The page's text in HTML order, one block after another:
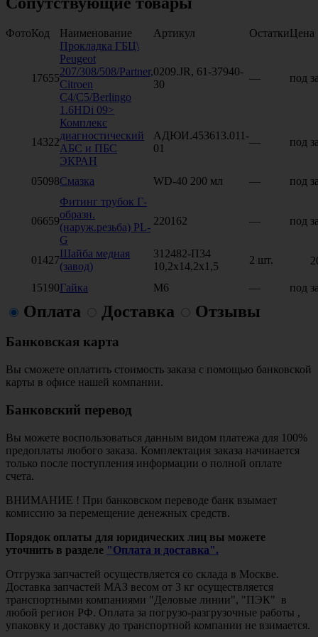
ФотоКод Наименование Артикул ОстаткиЦена
17655
Прокладка ГБЦ\
Peugeot
207/308/508/Partner,
Citroen
C4/C5/Berlingo
1.6HDi 09>
0209.JR, 61-37940-
30
— под
14322
Комплекс
диагностический
АБС и ПБС
ЭКРАН
АДЮИ.453613.011-
01
— под
05098Смазка WD-40 200 мл — под
06659
Фитинг трубок Г-
образн.
(наруж.резьба) PL-
G
220162 — под
01427
Шайба медная
(завод)
312482-П34
10,2х14,2х1,5
2 шт.
15190Гайка М6 — под
Оплата Доставка Отзывы
Банковская карта
Вы сможете оплатить стоимость заказа с помощью банковской
карты в офисе нашей компании.
Банковский перевод
Вы можете воспользоваться данным видом платежа для 100%
предоплаты любого заказа. Комплектация заказа начинается
только после поступления информации о полной оплате
счета.
ВНИМАНИЕ ! При банковском переводе банк взымает
комиссию за перемещение денежных средств.
Порядок оплаты для юридических лиц вы можете
уточнить в разделе "Оплата и доставка".
Отгрузка запчастей осуществляется со склада в Москве.
Доставка запчастей МАЗ весом от 3 кг осуществляется
транспортными компаниями "Деловые линии", "ПЭК" в
любой регион РФ. Оплата за погрузо-разгрузочные работы ,
упаковку и доставку до транспортной компании не взимается.